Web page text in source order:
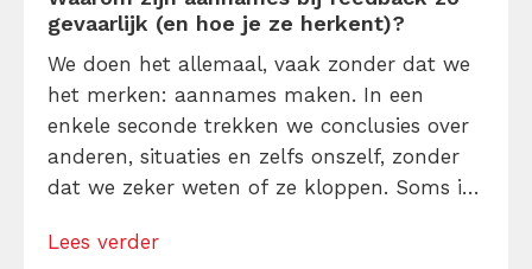
gevaarlijk (en hoe je ze herkent)?
We doen het allemaal, vaak zonder dat we
het merken: aannames maken. In een
enkele seconde trekken we conclusies over
anderen, situaties en zelfs onszelf, zonder
dat we zeker weten of ze kloppen. Soms is
aannames ons in de weg. Ze zijn de
Lees verder